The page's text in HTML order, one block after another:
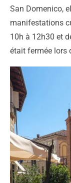
San Domenico,
manifestations
10h à 12h30 et
était fermée lors